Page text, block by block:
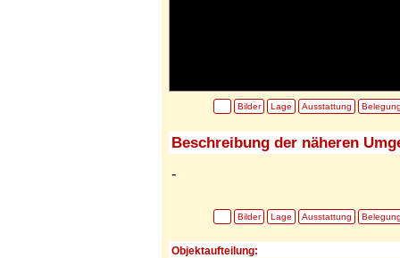
Bilder Lage Ausstattung
Beschreibung der näheren
-
Bilder Lage Ausstattung
Objektaufteilung: